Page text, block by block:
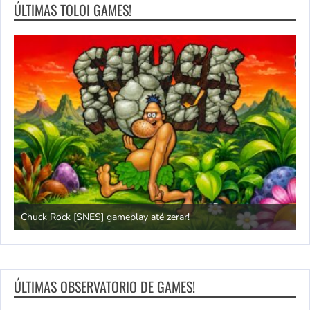
ÚLTIMAS TOLOI GAMES!
Chuck Rock [SNES] gameplay até zerar!
ÚLTIMAS OBSERVATORIO DE GAMES!